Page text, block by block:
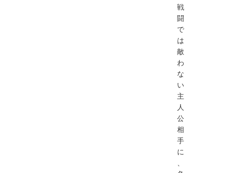
戦
闘
で
は
敵
わ
な
い
主
人
公
相
手
に